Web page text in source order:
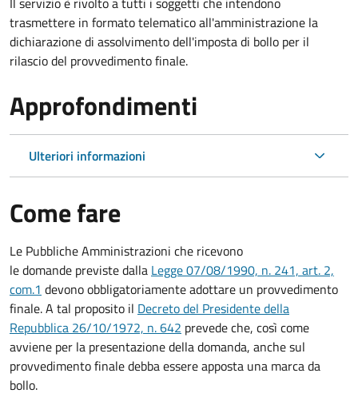
trasmettere in formato telematico all'amministrazione la
dichiarazione di assolvimento dell'imposta di bollo per il
rilascio del provvedimento finale.
Approfondimenti
Ulteriori informazioni
Come fare
Le Pubbliche Amministrazioni che ricevono
le domande previste dalla Legge 07/08/1990, n. 241, art. 2,
com.1 devono obbligatoriamente adottare un provvedimento
finale. A tal proposito il Decreto del Presidente della
Repubblica 26/10/1972, n. 642 prevede che, così come
avviene per la presentazione della domanda, anche sul
provvedimento finale debba essere apposta una marca da
bollo.